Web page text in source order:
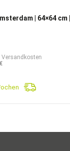
| 64×64
Versandkosten